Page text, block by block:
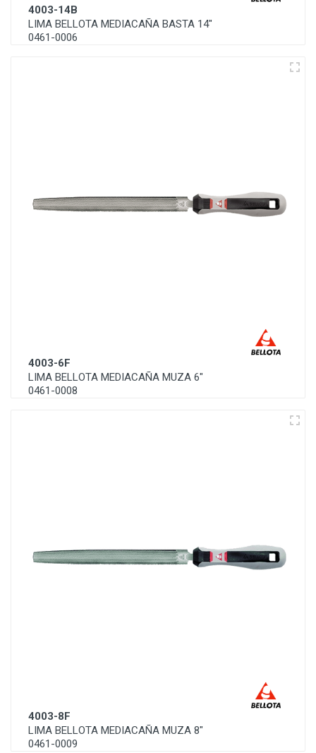
4003-14B
LIMA BELLOTA MEDIACAÑA BASTA 14"
0461-0006
4003-6F
LIMA BELLOTA MEDIACAÑA MUZA 6"
0461-0008
4003-8F
LIMA BELLOTA MEDIACAÑA MUZA 8"
0461-0009